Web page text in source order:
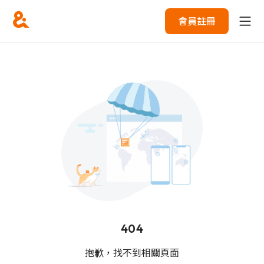
會員註冊
404
抱歉，找不到相關頁面